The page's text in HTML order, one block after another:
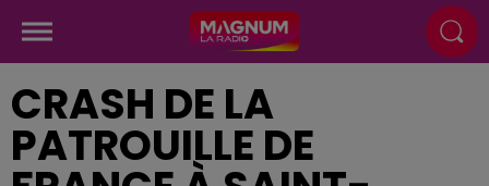
CRASH DE LA
PATROUILLE DE